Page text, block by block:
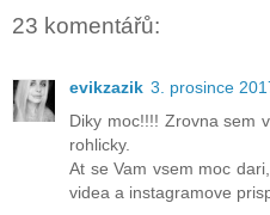
23 komentářů:
evikzazik 3. prosince
Diky moc!!!! Zrovna sem
rohlicky.
At se Vam vsem moc
videa a instagramove